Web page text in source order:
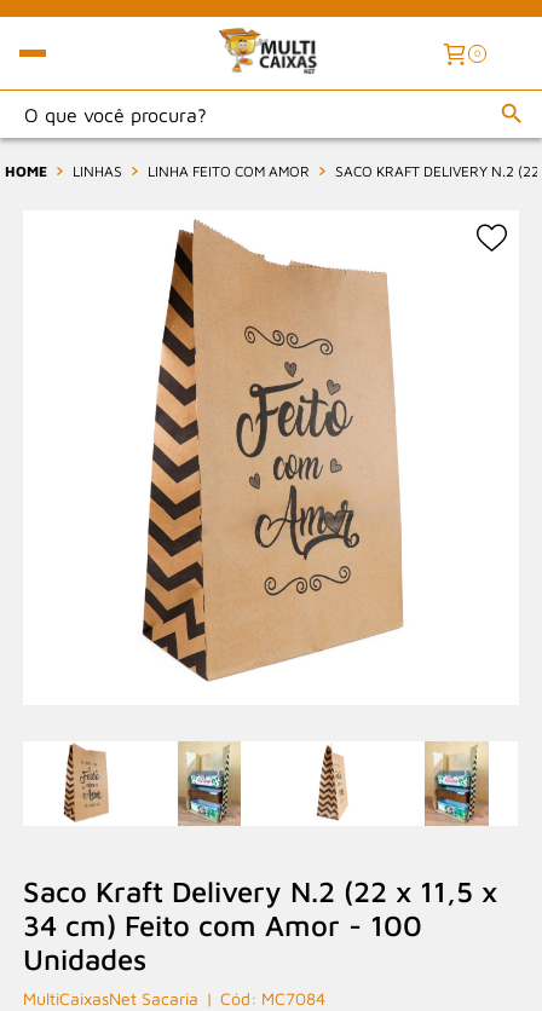
0
HOME LINHAS LINHA FEITO COM AMOR SACO KRAFT DELIVERY N.2
Saco Kraft Delivery N.2 (22 x 11,5 x
34 cm) Feito com Amor - 100
Unidades
MultiCaixasNet Sacaria MC7084